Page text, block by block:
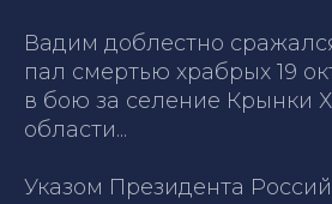
Вадим доблестно
пал смертью храбрых 19
в бою за селение Крынки
области...
Указом Президента